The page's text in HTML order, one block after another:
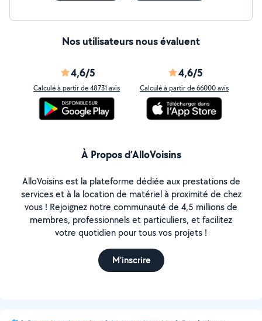
Nos utilisateurs nous évaluent
4,6/5
Calculé à partir de 48731 avis
4,6/5
Calculé à partir de 66000 avis
À Propos d’AlloVoisins
AlloVoisins est la plateforme dédiée aux prestations de
services et à la location de matériel à proximité de chez
vous ! Rejoignez notre communauté de 4,5 millions de
membres, professionnels et particuliers, et facilitez
votre quotidien pour tous vos projets !
M'inscrire